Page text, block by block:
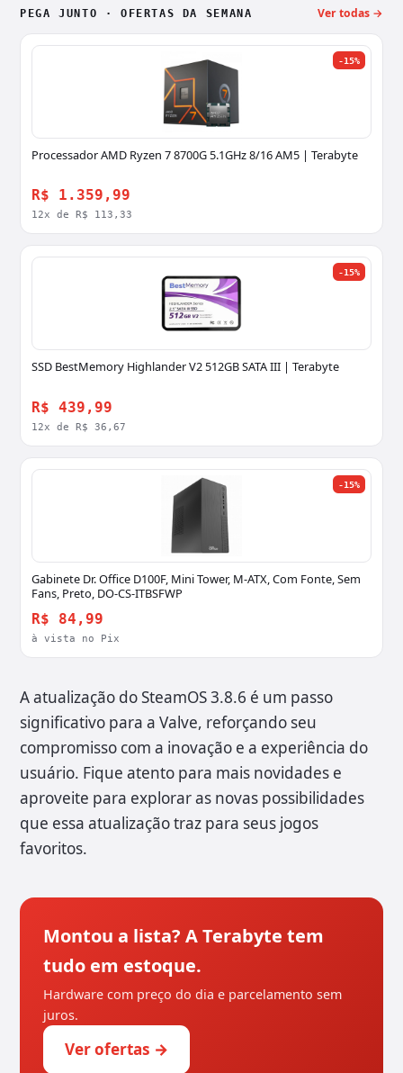
PEGA JUNTO · OFERTAS DA SEMANA Ver todas →
-15%
Processador AMD Ryzen 7 8700G 5.1GHz 8/16 AM5 | Terabyte
R$ 1.359,99
12x de R$ 113,33
-15%
SSD BestMemory Highlander V2 512GB SATA III | Terabyte
R$ 439,99
12x de R$ 36,67
-15%
Gabinete Dr. Office D100F, Mini Tower, M-ATX, Com Fonte, Sem
Fans, Preto, DO-CS-ITBSFWP
R$ 84,99
à vista no Pix
A atualização do SteamOS 3.8.6 é um passo
significativo para a Valve, reforçando seu
compromisso com a inovação e a experiência do
usuário. Fique atento para mais novidades e
aproveite para explorar as novas possibilidades
que essa atualização traz para seus jogos
favoritos.
Montou a lista? A Terabyte tem
tudo em estoque.
Hardware com preço do dia e parcelamento sem
juros.
Ver ofertas →